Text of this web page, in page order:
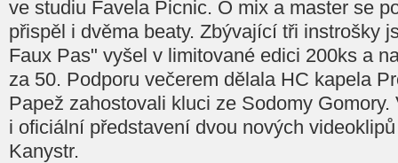
ve studiu Favela Picnic. O mix a master se
přispěl i dvěma beaty. Zbývající tři instrošky
Faux Pas" vyšel v limitované edici 200ks a
za 50. Podporu večerem dělala HC kapela
Papež zahostovali kluci ze Sodomy
i oficiální představení dvou nových
Kanystr.